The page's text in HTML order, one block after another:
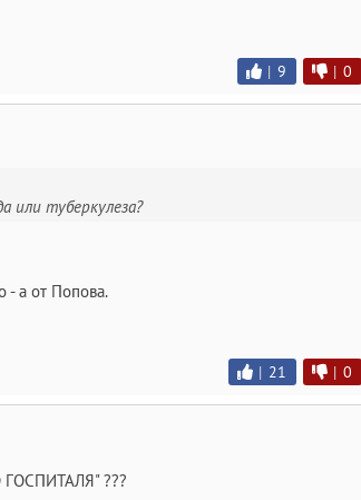
| 9 | 0
или туберкулеза?
- а от Попова.
| 21 | 0
???